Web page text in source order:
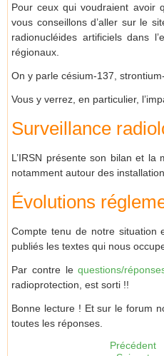
Pour ceux qui voudraient avoir
vous conseillons d’aller sur le
radionucléides artificiels dans
régionaux.
On y parle césium-137,
Vous y verrez, en particulier,
Surveillance
L’IRSN présente son bilan et
notamment autour des
Évolutions
Compte tenu de notre situation
publiés les textes qui nous
Par contre lequestions/
radioprotection, est sorti !!
Bonne lecture ! Et sur le forum
toutes les réponses.
Précédent